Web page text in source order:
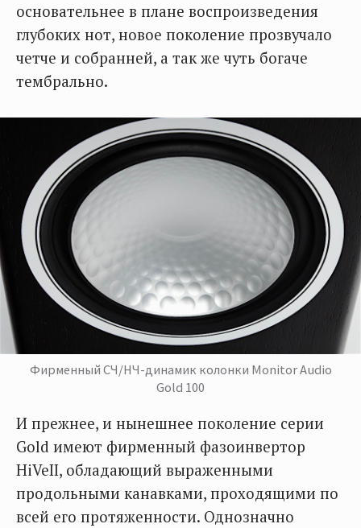
основательнее в плане воспроизведения
глубоких нот, новое поколение прозвучало
четче и собранней, а так же чуть богаче
тембрально.
Фирменный СЧ/НЧ-динамик колонки Monitor Audio
Gold 100
И прежнее, и нынешнее поколение серии
Gold имеют фирменный фазоинвертор
HiVeII, обладающий выраженными
продольными канавками, проходящими по
всей его протяженности. Однозначно